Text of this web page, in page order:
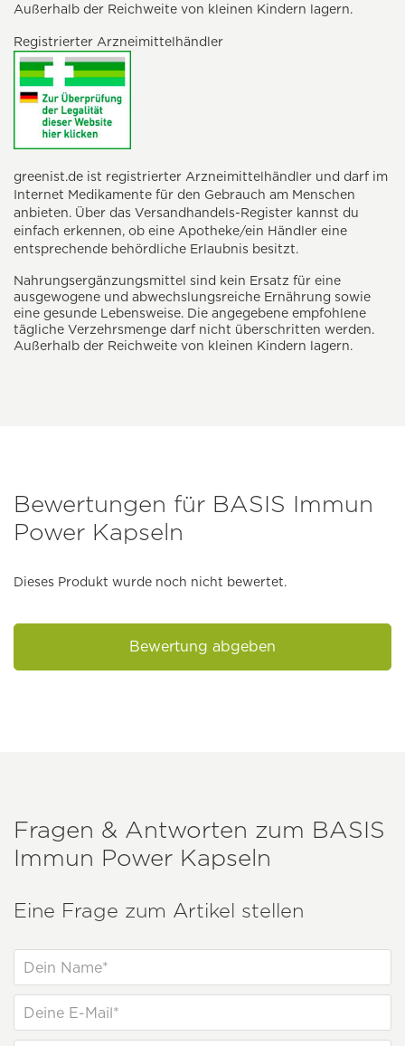
Außerhalb der Reichweite von kleinen Kindern lagern.
Registrierter Arzneimittelhändler
greenist.de ist registrierter Arzneimittelhändler und darf im
Internet Medikamente für den Gebrauch am Menschen
anbieten. Über das Versandhandels-Register kannst du
einfach erkennen, ob eine Apotheke/ein Händler eine
entsprechende behördliche Erlaubnis besitzt.
Nahrungsergänzungsmittel sind kein Ersatz für eine
ausgewogene und abwechslungsreiche Ernährung sowie
eine gesunde Lebensweise. Die angegebene empfohlene
tägliche Verzehrsmenge darf nicht überschritten werden.
Außerhalb der Reichweite von kleinen Kindern lagern.
Bewertungen für BASIS Immun
Power Kapseln
Dieses Produkt wurde noch nicht bewertet.
Bewertung abgeben
Fragen & Antworten zum BASIS
Immun Power Kapseln
Eine Frage zum Artikel stellen